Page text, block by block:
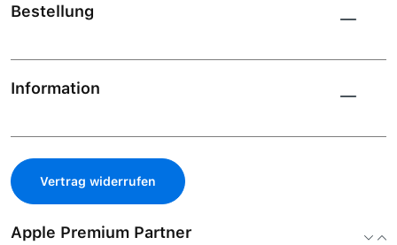
Bestellung
Information
Vertrag widerrufen
Apple Premium Partner